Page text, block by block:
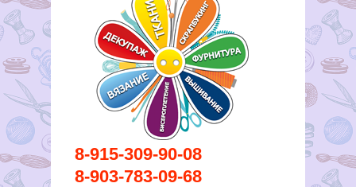
8-915-309-90-08
8-903-783-09-68
Вирутозы иглы. Товары для
шитья и рукоделья